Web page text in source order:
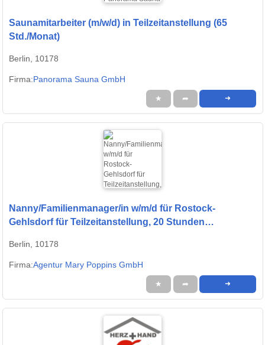
Saunamitarbeiter (m/w/d) in Teilzeitanstellung (65
Std./Monat)
Berlin, 10178
Firma:Panorama Sauna GmbH
★ ➦ ➜
Nanny/Familienmanager/in w/m/d für Rostock-
Gehlsdorf für Teilzeitanstellung, 20 Stunden
Berlin, 10178
Firma:Agentur Mary Poppins GmbH
★ ➦ ➜